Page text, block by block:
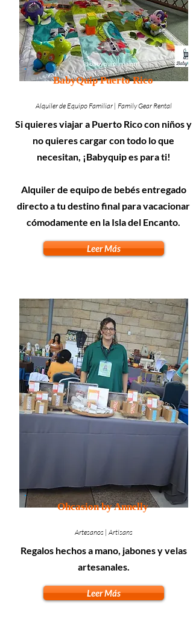
BabyQuip Puerto Rico
Alquiler de Equipo Familiar | Family Gear Rental
Si quieres viajar a Puerto Rico con niños y
no quieres cargar con todo lo que
necesitan, ¡Babyquip es para ti!
Alquiler de equipo de bebés entregado
directo a tu destino final para vacacionar
cómodamente en la Isla del Encanto.
Leer Más
Ohcasion by Annelly
Artesanos | Artisans
Regalos hechos a mano, jabones y velas
artesanales.
Leer Más